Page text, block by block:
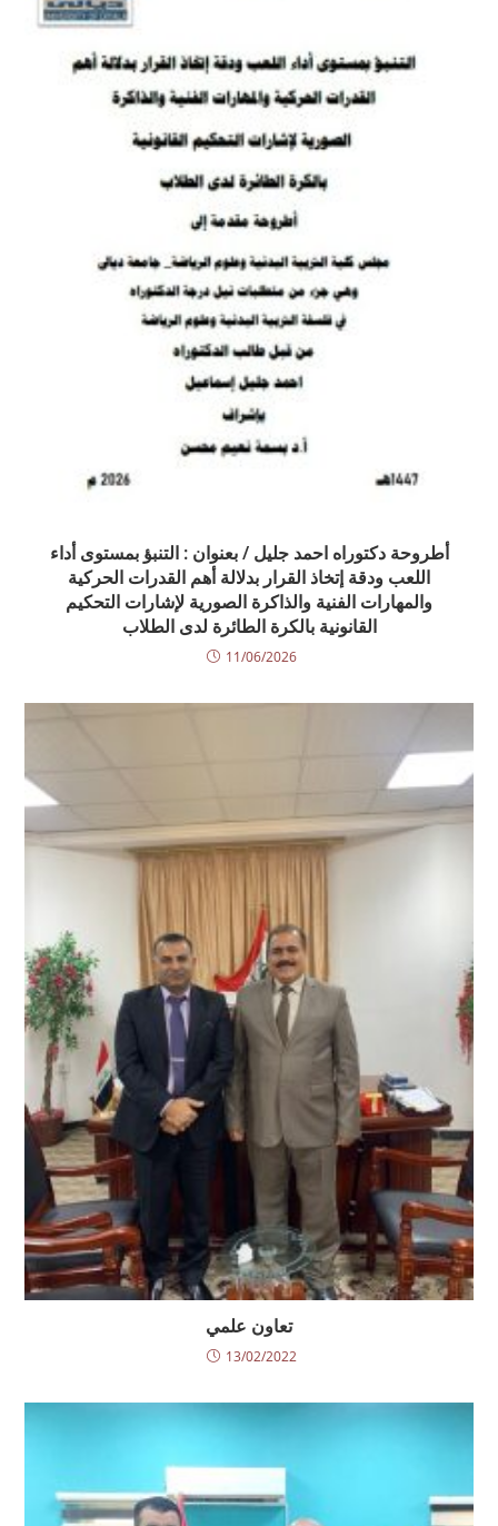
أطروحة دكتوراه احمد جليل / بعنوان : التنبؤ بمستوى أداء
اللعب ودقة إتخاذ القرار بدلالة أهم القدرات الحركية
والمهارات الفنية والذاكرة الصورية لإشارات التحكيم
القانونية بالكرة الطائرة لدى الطلاب
11/06/2026
تعاون علمي
13/02/2022